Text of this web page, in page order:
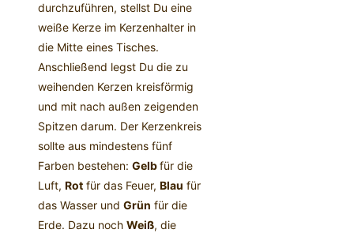
durchzuführen, stellst Du eine
weiße Kerze im Kerzenhalter in
die Mitte eines Tisches.
Anschließend legst Du die zu
weihenden Kerzen kreisförmig
und mit nach außen zeigenden
Spitzen darum. Der Kerzenkreis
sollte aus mindestens fünf
Farben bestehen: Gelbfür die
Luft, Rot für das Feuer, Blau für
das Wasser und Grün für die
Erde. Dazu noch Weiß, die